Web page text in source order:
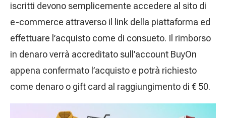
iscritti devono semplicemente accedere al sito di
e-commerce attraverso il link della piattaforma ed
effettuare l’acquisto come di consueto. Il rimborso
in denaro verrà accreditato sull’account BuyOn
appena confermato l’acquisto e potrà richiesto
come denaro o gift card al raggiungimento di € 50.